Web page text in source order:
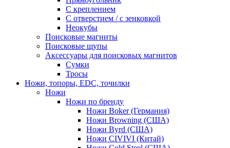
С креплением
С отверстием / с зенковкой
Неокубы
Поисковые магниты
Поисковые щупы
Аксессуары для поисковых магнитов
Сумки
Тросы
Ножи, топоры, EDC, точилки
Ножи
Ножи по бренду
Ножи Boker (Германия)
Ножи Browning (США)
Ножи Byrd (США)
Ножи CIVIVI (Китай)